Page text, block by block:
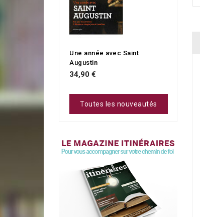
Une année avec Saint
Augustin
34,90 €
Toutes les nouveautés